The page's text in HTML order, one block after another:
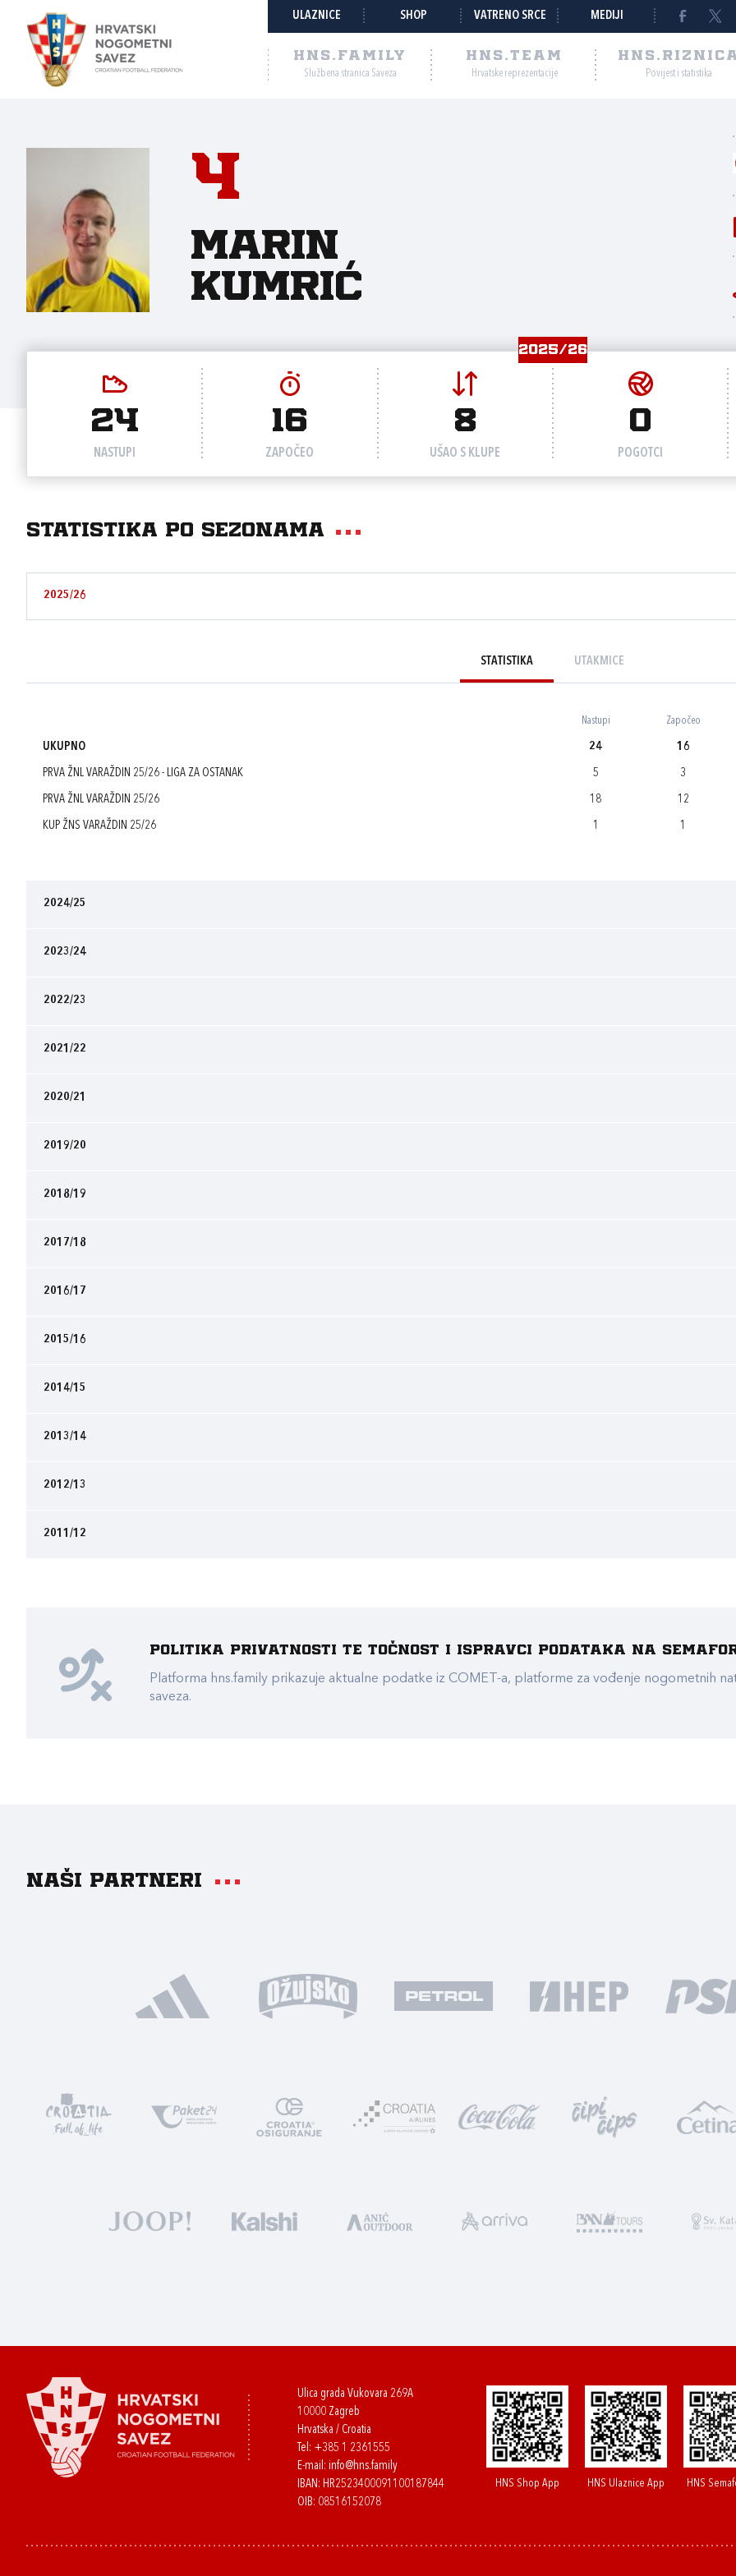
ULAZNICE SHOP VATRENO SRCE MEDIJI
HNS.FAMILY
Službena stranica Saveza
HNS.TEAM
Hrvatske reprezentacije Povijest i statistika
4
Marin
Kumrić
2025/26
24
NASTUPI
16
ZAPOČEO
8
UŠAO S KLUPE
0
POGOTCI
Statistika po sezonama
2025/26
STATISTIKA UTAKMICE
Nastupi Započeo
UKUPNO 24 16
PRVA ŽNL VARAŽDIN 25/26 - LIGA ZA OSTANAK 5 3
PRVA ŽNL VARAŽDIN 25/26 18 12
KUP ŽNS VARAŽDIN 25/26 1 1
2024/25
2023/24
2022/23
2021/22
2020/21
2019/20
2018/19
2017/18
2016/17
2015/16
2014/15
2013/14
2012/13
2011/12
Politika privatnosti te točnost i ispravci podataka na
Platforma hns.family prikazuje aktualne podatke iz COMET-a, platforme za vođenje nogometnih
saveza.
Naši partneri
Ulica grada Vukovara 269A
10000 Zagreb
Hrvatska / Croatia
Tel: +385 1 2361555
E-mail: info@hns.family
IBAN: HR2523400091100187844
OIB: 08516152078
HNS Shop App HNS Ulaznice App HNS